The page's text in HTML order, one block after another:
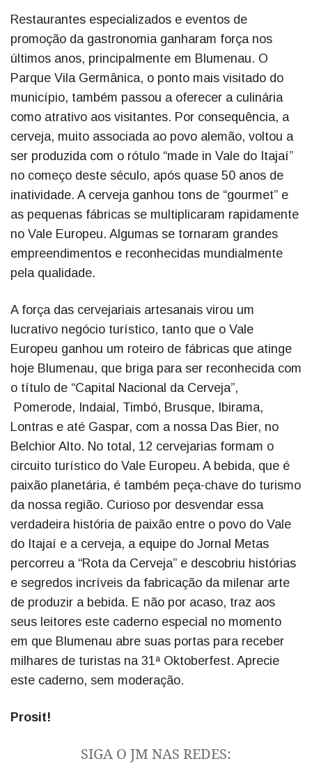
Restaurantes especializados e eventos de
promoção da gastronomia ganharam força nos
últimos anos, principalmente em Blumenau. O
Parque Vila Germânica, o ponto mais visitado do
município, também passou a oferecer a culinária
como atrativo aos visitantes. Por consequência, a
cerveja, muito associada ao povo alemão, voltou a
ser produzida com o rótulo “made in Vale do Itajaí”
no começo deste século, após quase 50 anos de
inatividade. A cerveja ganhou tons de “gourmet” e
as pequenas fábricas se multiplicaram rapidamente
no Vale Europeu. Algumas se tornaram grandes
empreendimentos e reconhecidas mundialmente
pela qualidade.
A força das cervejariais artesanais virou um
lucrativo negócio turístico, tanto que o Vale
Europeu ganhou um roteiro de fábricas que atinge
hoje Blumenau, que briga para ser reconhecida com
o título de “Capital Nacional da Cerveja”,
Pomerode, Indaial, Timbó, Brusque, Ibirama,
Lontras e até Gaspar, com a nossa Das Bier, no
Belchior Alto. No total, 12 cervejarias formam o
circuito turístico do Vale Europeu. A bebida, que é
paixão planetária, é também peça-chave do turismo
da nossa região. Curioso por desvendar essa
verdadeira história de paixão entre o povo do Vale
do Itajaí e a cerveja, a equipe do Jornal Metas
percorreu a “Rota da Cerveja” e descobriu histórias
e segredos incríveis da fabricação da milenar arte
de produzir a bebida. E não por acaso, traz aos
seus leitores este caderno especial no momento
em que Blumenau abre suas portas para receber
milhares de turistas na 31ª Oktoberfest. Aprecie
este caderno, sem moderação.
Prosit!
SIGA O JM NAS REDES: